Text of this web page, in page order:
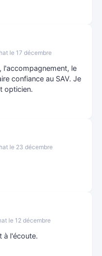
le 17 décembre
l'accompagnement, le
confiance au SAV. Je
opticien.
le 23 décembre
le 12 décembre
à l'écoute.